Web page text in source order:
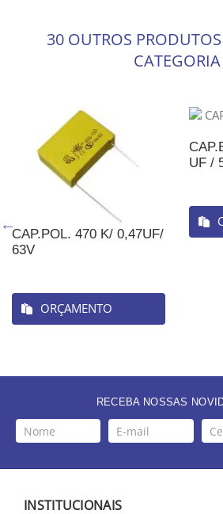
30 OUTROS
CATEGORIA
CAP.POL. 470 K/ 0,47UF/
63V
ORÇAMENTO
UF /
RECEBA NOSSAS
INSTITUCIONAIS